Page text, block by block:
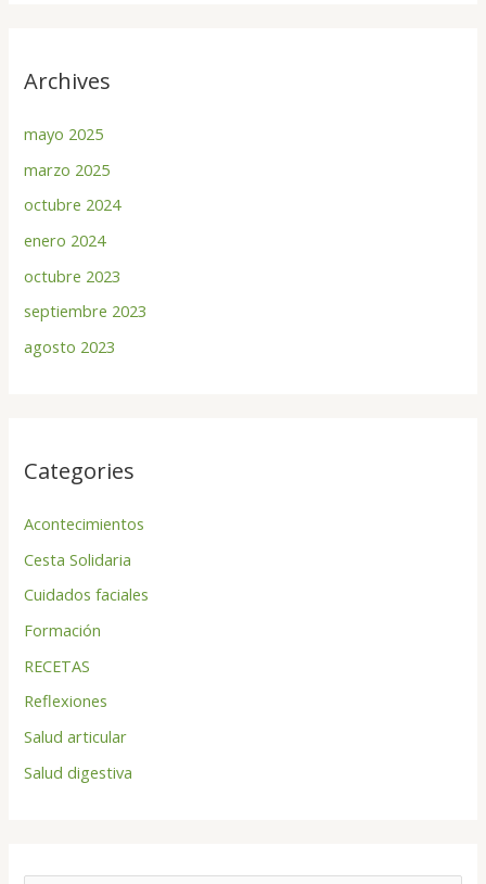
Archives
mayo 2025
marzo 2025
octubre 2024
enero 2024
octubre 2023
septiembre 2023
agosto 2023
Categories
Acontecimientos
Cesta Solidaria
Cuidados faciales
Formación
RECETAS
Reflexiones
Salud articular
Salud digestiva